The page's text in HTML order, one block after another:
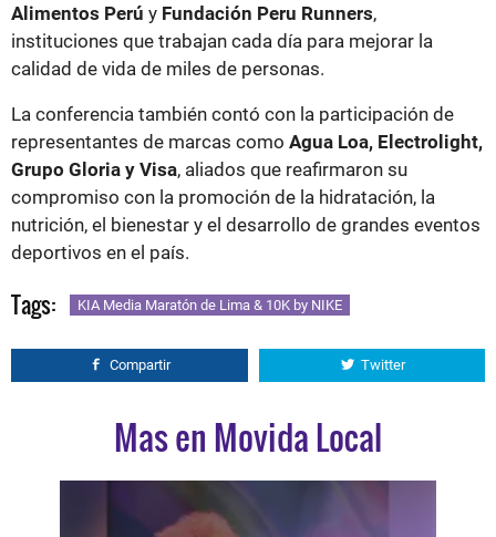
Alimentos Perú y Fundación Peru Runners,
instituciones que trabajan cada día para mejorar la
calidad de vida de miles de personas.
La conferencia también contó con la participación de
representantes de marcas como Agua Loa, Electrolight,
Grupo Gloria y Visa, aliados que reafirmaron su
compromiso con la promoción de la hidratación, la
nutrición, el bienestar y el desarrollo de grandes eventos
deportivos en el país.
Tags: KIA Media Maratón de Lima & 10K by NIKE
Compartir Twitter
Mas en Movida Local